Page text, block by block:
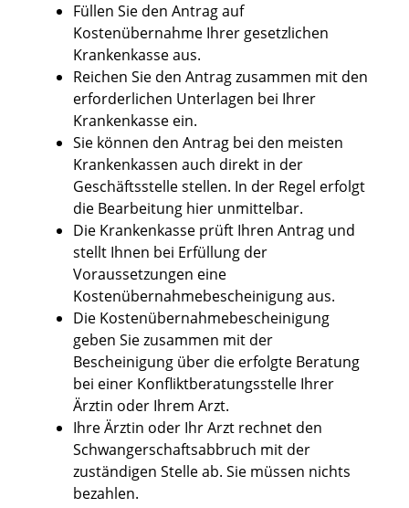
Füllen Sie den Antrag auf
Kostenübernahme Ihrer gesetzlichen
Krankenkasse aus.
Reichen Sie den Antrag zusammen mit den
erforderlichen Unterlagen bei Ihrer
Krankenkasse ein.
Sie können den Antrag bei den meisten
Krankenkassen auch direkt in der
Geschäftsstelle stellen. In der Regel erfolgt
die Bearbeitung hier unmittelbar.
Die Krankenkasse prüft Ihren Antrag und
stellt Ihnen bei Erfüllung der
Voraussetzungen eine
Kostenübernahmebescheinigung aus.
Die Kostenübernahmebescheinigung
geben Sie zusammen mit der
Bescheinigung über die erfolgte Beratung
bei einer Konfliktberatungsstelle Ihrer
Ärztin oder Ihrem Arzt.
Ihre Ärztin oder Ihr Arzt rechnet den
Schwangerschaftsabbruch mit der
zuständigen Stelle ab. Sie müssen nichts
bezahlen.